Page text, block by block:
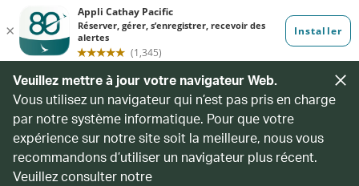
Veuillez mettre à jour votre navigateur Web.
Vous utilisez un navigateur qui n’est pas pris en charge
par notre système informatique. Pour que votre
expérience sur notre site soit la meilleure, nous vous
recommandons d’utiliser un navigateur plus récent.
Veuillez consulter notre